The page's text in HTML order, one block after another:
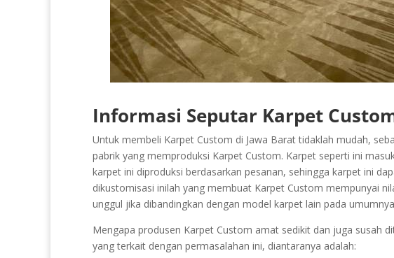
Informasi Seputar Karpet
Untuk membeli Karpet Custom di Jawa Barat tidaklah mudah,
pabrik yang memproduksi Karpet Custom. Karpet seperti ini
karpet ini diproduksi berdasarkan pesanan, sehingga karpet ini
dikustomisasi inilah yang membuat Karpet Custom mempunyai
unggul jika dibandingkan dengan model karpet lain pada
Mengapa produsen Karpet Custom amat sedikit dan juga susah
yang terkait dengan permasalahan ini, diantaranya adalah: